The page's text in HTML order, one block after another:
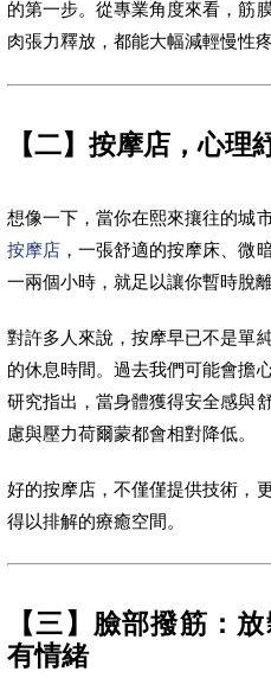
的第一步。從專業角度來看，筋
肉張力釋放，都能大幅減輕慢性
【二】按摩店，心理
想像一下，當你在熙來攘往的城
按摩店 ，一張舒適的按摩床、微
一兩個小時，就足以讓你暫時脫
對許多人來說，按摩早已不是單
的休息時間。過去我們可能會擔
研究指出，當身體獲得安全感與
慮與壓力荷爾蒙都會相對降低。
好的按摩店，不僅僅提供技術，
得以排解的療癒空間。
【三】臉部撥筋：
有情緒